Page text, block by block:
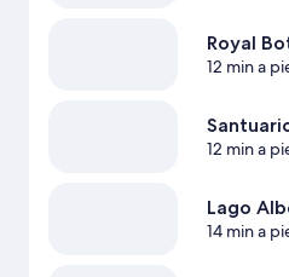
Royal
12 min a
12 min a
Lago
14 min a